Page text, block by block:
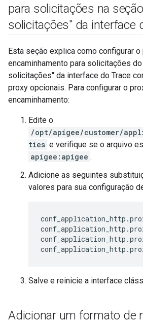
para solicitações na
solicitações" da interface
Esta seção explica como configurar o
encaminhamento para solicitações
solicitações" da interface do Trace
proxy opcionais. Para configurar o
encaminhamento:
Edite o
/opt/apigee/customer/
ties e verifique se o arquivo
apigee:apigee .
Adicione as seguintes
valores para sua configuração
Salve e reinicie a interface
Adicionar um formato de